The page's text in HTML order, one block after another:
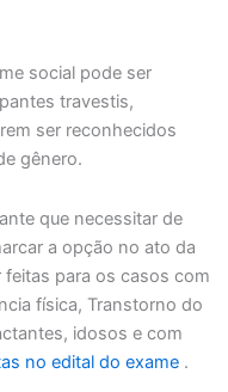
social pode ser
travestis,
ser reconhecidos
gênero.
que necessitar de
a opção no ato da
para os casos com
física, Transtorno do
idosos e com
no edital do exame .